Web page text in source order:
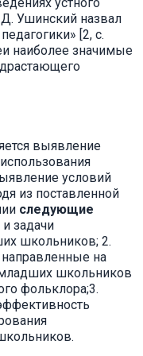
Ушинский назвал
[2, с.
наиболее значимые
выявление
условий
из поставленной
следующие
задачи
школьников; 2.
направленные на
школьников
фольклора;3.